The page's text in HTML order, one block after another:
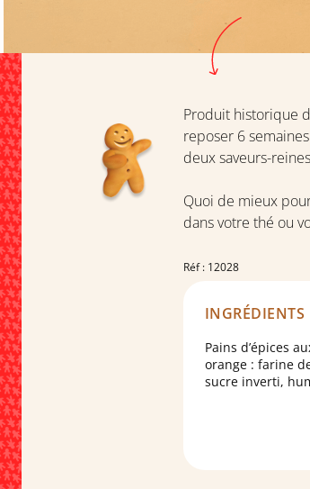
Produit historique
reposer 6
deux saveurs-
Quoi de mieux
dans votre thé ou
Réf : 12028
INGRÉDIENTS
Pains d’épices
orange : farine
sucre inverti,